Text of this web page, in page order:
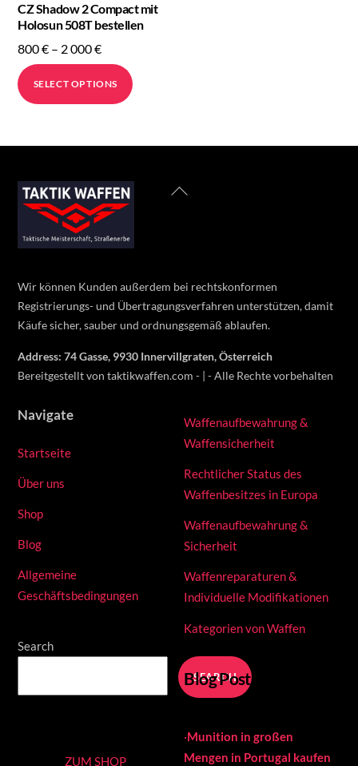
CZ Shadow 2 Compact mit
Holosun 508T bestellen
800€ – 2 000€Price
range:
800 €
SELECT OPTIONS
product
The
options
on
the
product
Back
Wir können Kunden außerdem bei rechtskonformen
Registrierungs- und Übertragungsverfahren unterstützen, damit
Käufe sicher, sauber und ordnungsgemäß ablaufen.
Address: 74 Gasse, 9930 Innervillgraten, Österreich
Bereitgestellt von taktikwaffen.com - | - Alle Rechte vorbehalten
Navigate
Startseite
Über uns
Shop
Blog
Allgemeine
Geschäftsbedingungen
Search
SEARCH
Waffenaufbewahrung &
Waffensicherheit
Rechtlicher Status des
Waffenbesitzes in Europa
Waffenaufbewahrung &
Sicherheit
Waffenreparaturen &
Individuelle Modifikationen
Kategorien von Waffen
Blog Posts
ZUM SHOP
·Munition in großen
Mengen in Portugal kaufen